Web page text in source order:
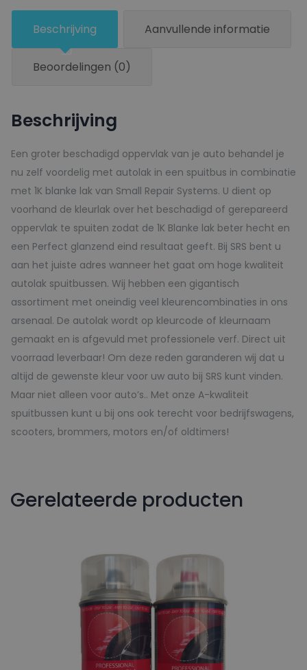
SCANIA
TRUCKS
Kleurcode1396105
aantal
Beschrijving Aanvullende informatie
Beoordelingen (0)
Beschrijving
Een groter beschadigd oppervlak van je auto behandel je
nu zelf voordelig met autolak in een spuitbus in combinatie
met 1K blanke lak van Small Repair Systems. U dient op
voorhand de kleurlak over het beschadigd of gerepareerd
oppervlak te spuiten zodat de 1K Blanke lak beter hecht en
een Perfect glanzend eind resultaat geeft. Bij SRS bent u
aan het juiste adres wanneer het gaat om hoge kwaliteit
autolak spuitbussen. Wij hebben een gigantisch
assortiment met oneindig veel kleurencombinaties in ons
arsenaal. De autolak wordt op kleurcode of kleurnaam
gemaakt en is afgevuld met professionele verf. Direct uit
voorraad leverbaar! Om deze reden garanderen wij dat u
altijd de gewenste kleur voor uw auto bij SRS kunt vinden.
Maar niet alleen voor auto’s.. Met onze A-kwaliteit
spuitbussen kunt u bij ons ook terecht voor bedrijfswagens,
scooters, brommers, motors en/of oldtimers!
Gerelateerde producten